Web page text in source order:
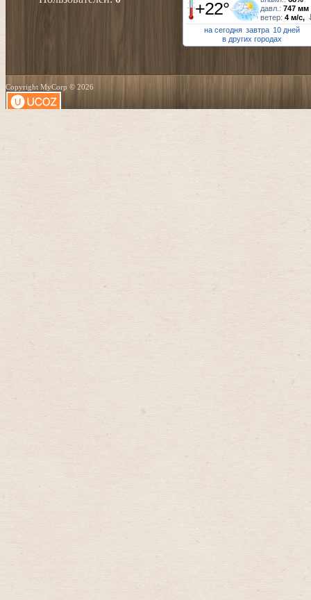
+22°
давл.:747 мм
ветер:4 м/с,
на сегодня завтра 10 дней
в других городах
Copyright MyCorp © 2026